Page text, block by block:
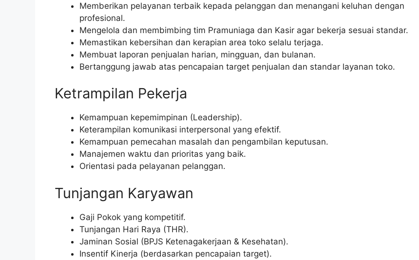
Memberikan pelayanan terbaik kepada pelanggan dan menangani keluhan dengan
profesional.
Mengelola dan membimbing tim Pramuniaga dan Kasir agar bekerja sesuai standar.
Memastikan kebersihan dan kerapian area toko selalu terjaga.
Membuat laporan penjualan harian, mingguan, dan bulanan.
Bertanggung jawab atas pencapaian target penjualan dan standar layanan toko.
Ketrampilan Pekerja
Kemampuan kepemimpinan (Leadership).
Keterampilan komunikasi interpersonal yang efektif.
Kemampuan pemecahan masalah dan pengambilan keputusan.
Manajemen waktu dan prioritas yang baik.
Orientasi pada pelayanan pelanggan.
Tunjangan Karyawan
Gaji Pokok yang kompetitif.
Tunjangan Hari Raya (THR).
Jaminan Sosial (BPJS Ketenagakerjaan & Kesehatan).
Insentif Kinerja (berdasarkan pencapaian target).